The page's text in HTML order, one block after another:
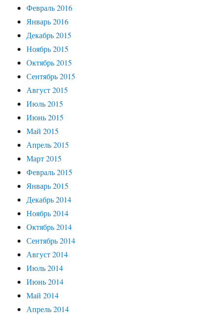
Февраль 2016
Январь 2016
Декабрь 2015
Ноябрь 2015
Октябрь 2015
Сентябрь 2015
Август 2015
Июль 2015
Июнь 2015
Май 2015
Апрель 2015
Март 2015
Февраль 2015
Январь 2015
Декабрь 2014
Ноябрь 2014
Октябрь 2014
Сентябрь 2014
Август 2014
Июль 2014
Июнь 2014
Май 2014
Апрель 2014